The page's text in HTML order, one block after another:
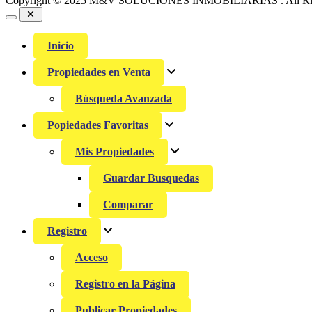
Inicio
Propiedades en Venta
Búsqueda Avanzada
Popiedades Favoritas
Mis Propiedades
Guardar Busquedas
Comparar
Registro
Acceso
Registro en la Página